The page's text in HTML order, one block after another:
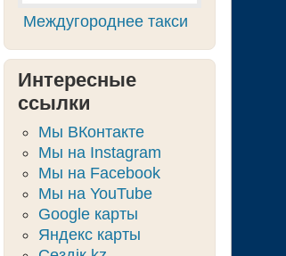
Междугороднее такси
Интересные
ссылки
Мы ВКонтакте
Мы на Instagram
Мы на Facebook
Мы на YouTube
Google карты
Яндекс карты